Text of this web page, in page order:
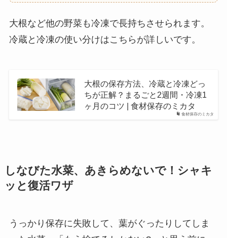
大根など他の野菜も冷凍で長持ちさせられます。
冷蔵と冷凍の使い分けはこちらが詳しいです。
食材保存のミカタ
大根の保存方法、冷蔵と冷凍どっ
ちが正解？まるごと2週間・冷凍1
ヶ月のコツ | 食材保存のミカタ
しなびた水菜、あきらめないで！シャキ
ッと復活ワザ
うっかり保存に失敗して、葉がぐったりしてしま